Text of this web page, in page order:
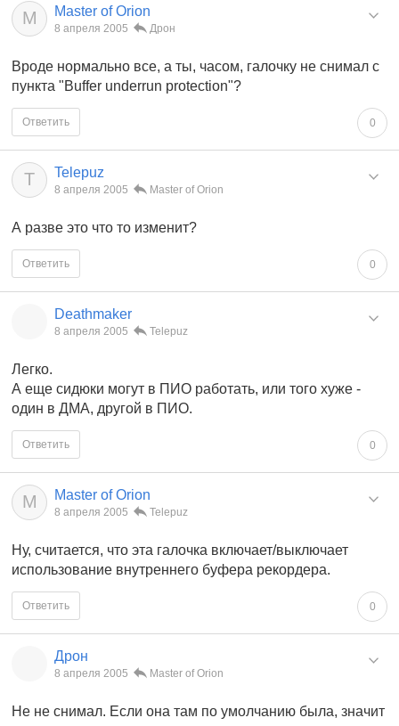
M Master of Orion
8 апреля 2005 Дрон
Вроде нормально все, а ты, часом, галочку не снимал с
пункта "Buffer underrun protection"?
0
Ответить
T Telepuz
8 апреля 2005 Master of Orion
А разве это что то изменит?
0
Ответить
Deathmaker
8 апреля 2005 Telepuz
Легко.
А еще сидюки могут в ПИО работать, или того хуже -
один в ДМА, другой в ПИО.
0
Ответить
M Master of Orion
8 апреля 2005 Telepuz
Ну, считается, что эта галочка включает/выключает
использование внутреннего буфера рекордера.
0
Ответить
Дрон
8 апреля 2005 Master of Orion
Не не снимал. Если она там по умолчанию была, значит